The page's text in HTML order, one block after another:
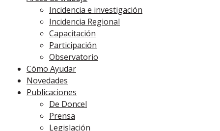
Incidencia e investigación
Incidencia Regional
Capacitación
Participación
Observatorio
Cómo Ayudar
Novedades
Publicaciones
De Doncel
Prensa
Legislación